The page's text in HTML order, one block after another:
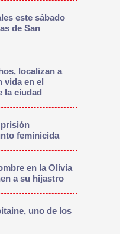
este sábado
de San
localizan a
vida en el
la ciudad
prisión
feminicida
en la Olivia
a su hijastro
uno de los